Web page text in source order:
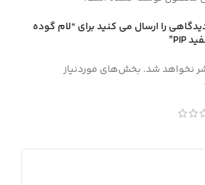
را ارسال می کنید برای “لام گوده
نخواهد شد. بخش‌های موردنیاز